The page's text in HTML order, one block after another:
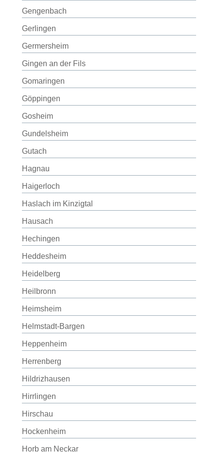
Gengenbach
Gerlingen
Germersheim
Gingen an der Fils
Gomaringen
Göppingen
Gosheim
Gundelsheim
Gutach
Hagnau
Haigerloch
Haslach im Kinzigtal
Hausach
Hechingen
Heddesheim
Heidelberg
Heilbronn
Heimsheim
Helmstadt-Bargen
Heppenheim
Herrenberg
Hildrizhausen
Hirrlingen
Hirschau
Hockenheim
Horb am Neckar